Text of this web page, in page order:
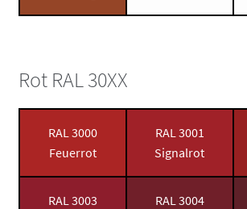
Rot RAL 30XX
RAL 3000
Feuerrot
RAL 3001
Signalrot
RAL 3003
RAL 3004